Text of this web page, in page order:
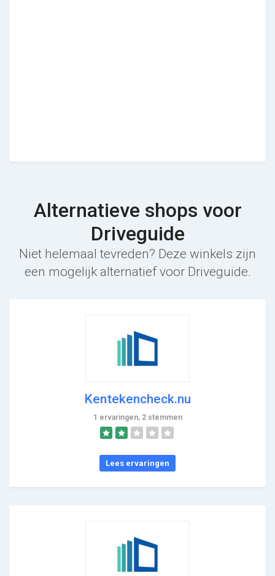
Alternatieve shops voor
Driveguide
Niet helemaal tevreden? Deze winkels zijn
een mogelijk alternatief voor Driveguide.
Kentekencheck.nu
1 ervaringen, 2 stemmen
Lees ervaringen